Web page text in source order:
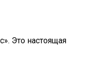
Это настоящая